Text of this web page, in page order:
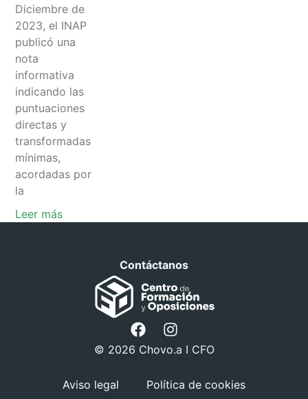
Diciembre de
2023, el INAP
publicó una
nota
informativa
indicando las
puntuaciones
directas y
transformadas
mínimas,
acordadas por
la
Leer más
Contáctanos
© 2026 Chovo.a I CFO
Aviso legal Política de cookies